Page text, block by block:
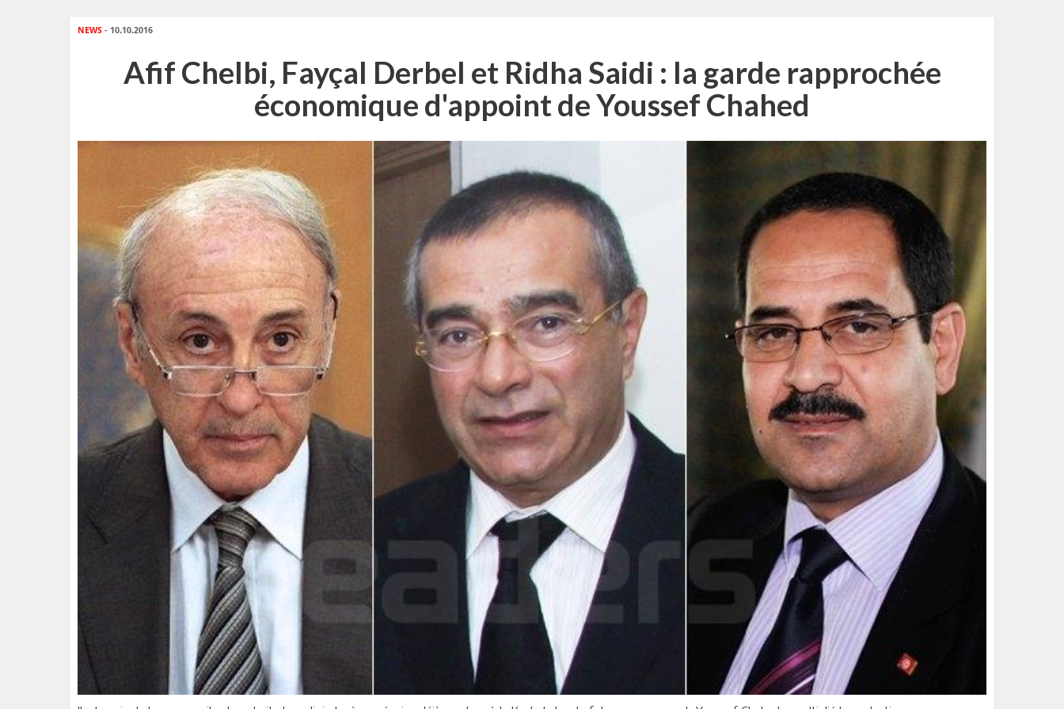
NEWS - 10.10.2016
Afif Chelbi, Fayçal Derbel et Ridha Saidi : la garde rapprochée
économique d'appoint de Youssef Chahed